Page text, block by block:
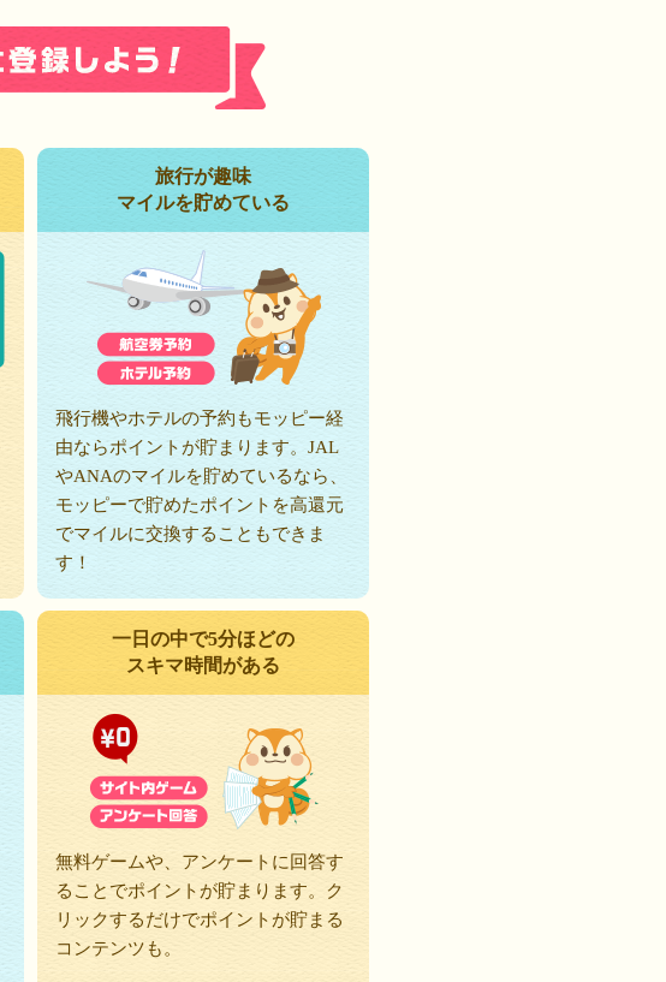
旅行が趣味
マイルを貯めている
飛行機やホテルの予約もモッピー経
由ならポイントが貯まります。JAL
やANAのマイルを貯めているなら、
モッピーで貯めたポイントを高還元
でマイルに交換することもできま
す！
一日の中で5分ほどの
スキマ時間がある
無料ゲームや、アンケートに回答す
ることでポイントが貯まります。ク
リックするだけでポイントが貯まる
コンテンツも。